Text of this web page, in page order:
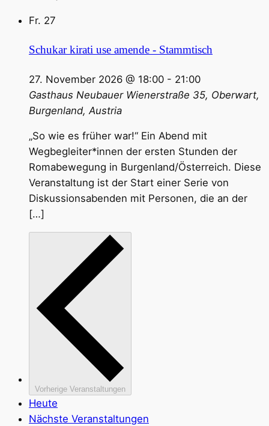
Fr. 27
Schukar kirati use amende - Stammtisch
27. November 2026 @ 18:00 - 21:00
Gasthaus Neubauer Wienerstraße 35, Oberwart,
Burgenland, Austria
„So wie es früher war!“ Ein Abend mit
Wegbegleiter*innen der ersten Stunden der
Romabewegung in Burgenland/Österreich. Diese
Veranstaltung ist der Start einer Serie von
Diskussionsabenden mit Personen, die an der
[…]
Vorherige Veranstaltungen
Heute
Nächste Veranstaltungen